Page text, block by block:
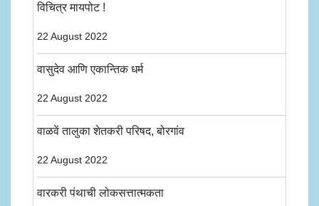
विचित्र मायपोट !
22 August 2022
वासुदेव आणि एकान्तिक धर्म
22 August 2022
वाळवें तालुका शेतकरी परिषद, बोरगांव
22 August 2022
वारकरी पंथाची लोकसत्तात्मकता